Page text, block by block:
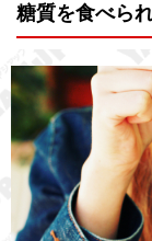
糖質を食べら